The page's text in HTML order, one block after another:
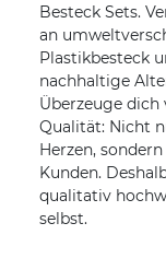
Besteck Sets.
an
Plastikbesteck
nachhaltige
Überzeuge
Qualität: Nicht
Herzen,
Kunden.
qualitativ
selbst.